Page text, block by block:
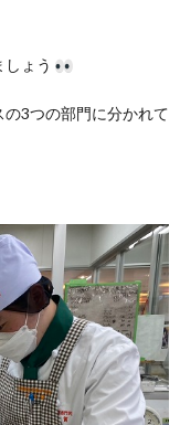
ょう
3つの部門に分かれて